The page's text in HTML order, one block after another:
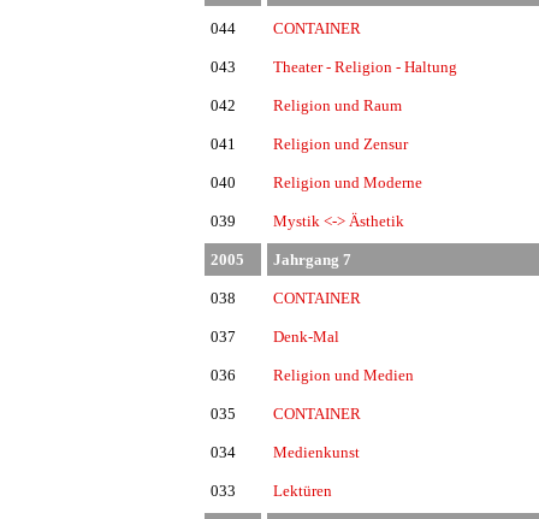
044 CONTAINER
043 Theater - Religion - Haltung
042 Religion und Raum
041 Religion und Zensur
040 Religion und Moderne
039 Mystik <-> Ästhetik
2005 Jahrgang 7
038 CONTAINER
037 Denk-Mal
036 Religion und Medien
035 CONTAINER
034 Medienkunst
033 Lektüren